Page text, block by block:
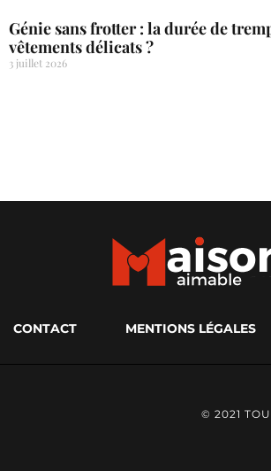
Génie sans frotter : la durée de
vêtements délicats ?
3 juillet 2026
CONTACT MENTIONS LÉGALES
© 2021